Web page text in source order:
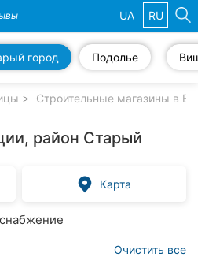
UA RU
Подолье
город
Строительные магазины в
район Старый
Карта
Очистить все